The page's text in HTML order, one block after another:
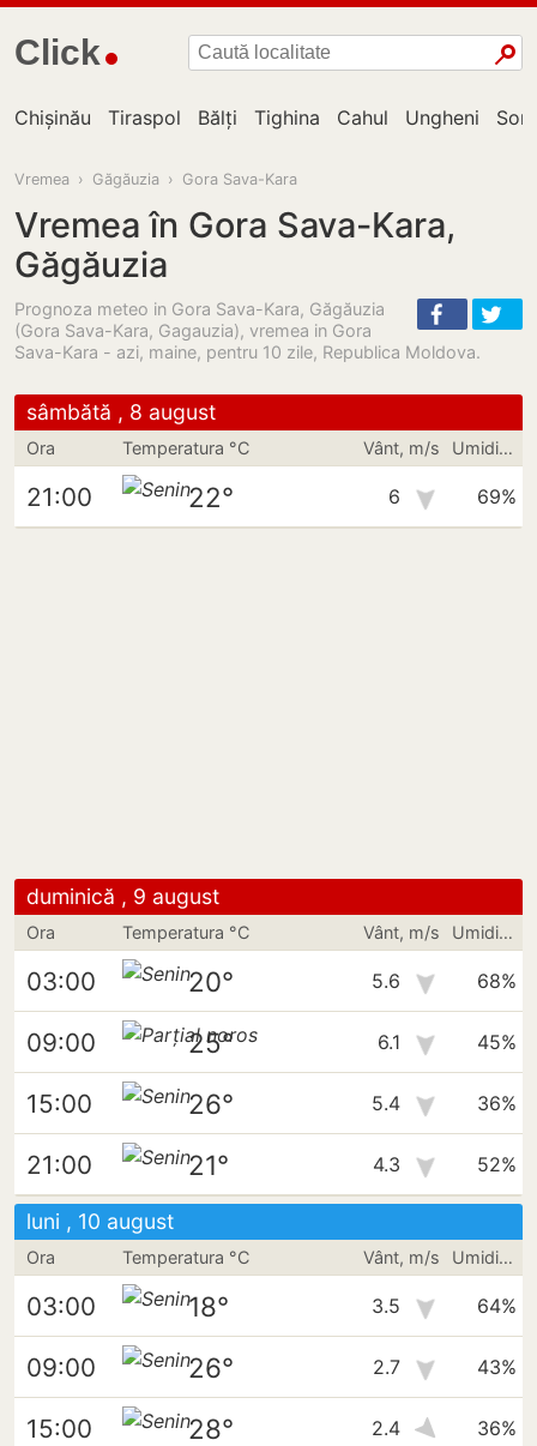
Click
Chișinău Tiraspol Bălți Tighina Cahul Ungheni
Vremea › Găgăuzia › Gora Sava-Kara
Vremea în Gora Sava-Kara,
Găgăuzia
Prognoza meteo in Gora Sava-Kara, Găgăuzia
(Gora Sava-Kara, Gagauzia), vremea in Gora
Sava-Kara - azi, maine, pentru 10 zile, Republica Moldova.
sâmbătă , 8 august
Ora Temperatura °C Vânt, m/s Umiditate
21:00 22° 6 69%
duminică , 9 august
Ora Temperatura °C Vânt, m/s Umiditate
03:00 20° 5.6 68%
09:00 25° 6.1 45%
15:00 26° 5.4 36%
21:00 21° 4.3 52%
luni , 10 august
Ora Temperatura °C Vânt, m/s Umiditate
03:00 18° 3.5 64%
09:00 26° 2.7 43%
15:00 28° 2.4 36%